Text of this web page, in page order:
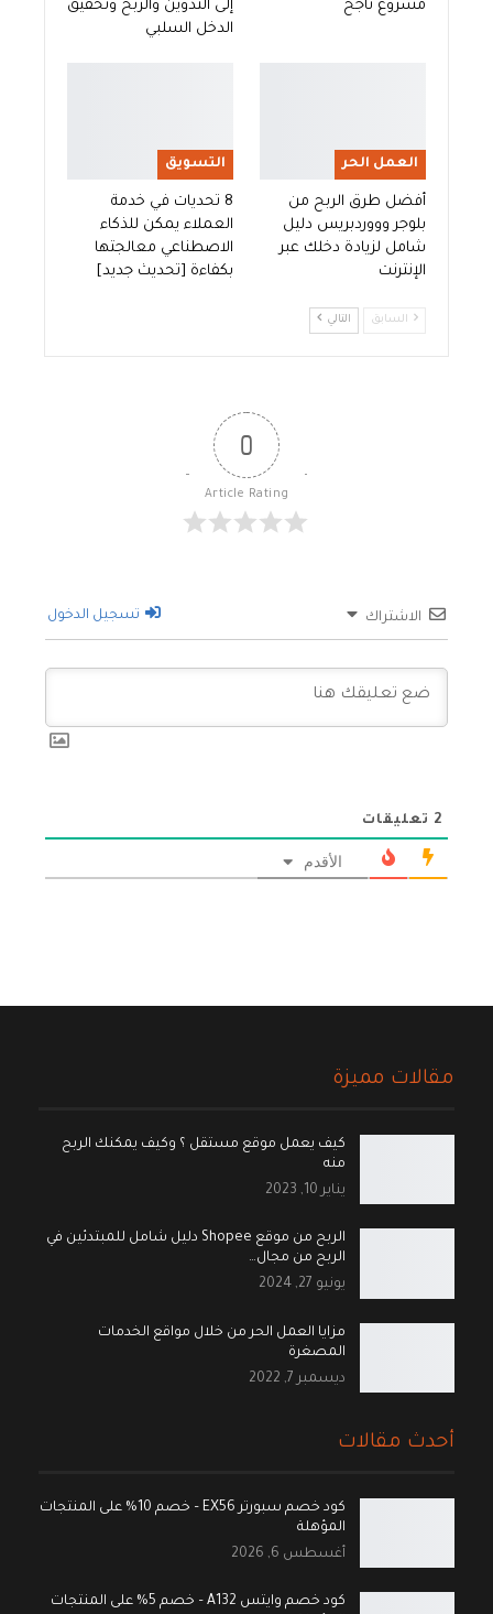
مشروع ناجح
إلى التدوين والربح وتحقيق
الدخل السلبي
العمل الحر
أفضل طرق الربح من
بلوجر وووردبريس دليل
شامل لزيادة دخلك عبر
الإنترنت
التسويق
8 تحديات في خدمة
العملاء يمكن للذكاء
الاصطناعي معالجتها
بكفاءة [تحديث جديد]
السابق التالي
0
Article Rating
الاشتراك تسجيل الدخول
2 تعليقات
الأقدم
مقالات مميزة
كيف يعمل موقع مستقل ؟ وكيف يمكنك الربح
منه
يناير 10, 2023
الربح من موقع Shopee دليل شامل للمبتدئين في
الربح من مجال…
يونيو 27, 2024
مزايا العمل الحر من خلال مواقع الخدمات
المصغرة
ديسمبر 7, 2022
أحدث مقالات
كود خصم سبورتر EX56 – خصم 10% على المنتجات
المؤهلة
أغسطس 6, 2026
كود خصم وايتس A132 – خصم 5% على المنتجات